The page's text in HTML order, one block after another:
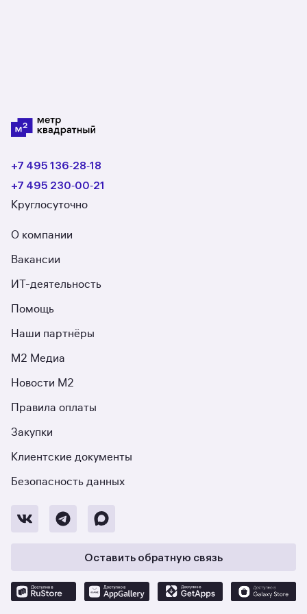
+7 495 136‑28‑18
+7 495 230‑00‑21
Круглосуточно
О компании
Вакансии
ИТ-деятельность
Помощь
Наши партнёры
М2 Медиа
Новости М2
Правила оплаты
Закупки
Клиентские документы
Безопасность данных
Оставить обратную связь